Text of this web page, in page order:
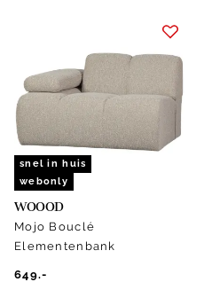
snel in huis
webonly
WOOOD
Mojo Bouclé
Elementenbank
649.-